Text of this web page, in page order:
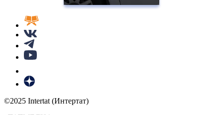
©2025 Intertat (Интертат)